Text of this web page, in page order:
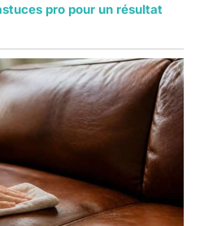
pro pour un résultat